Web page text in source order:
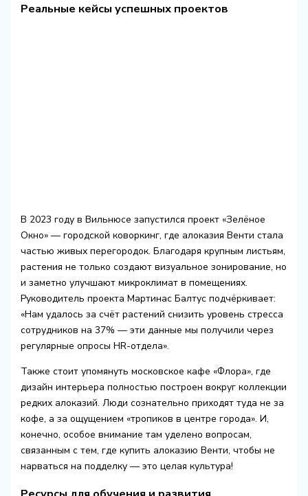
Реальные кейсы успешных проектов
В 2023 году в Вильнюсе запустился проект «Зелёное
Окно» — городской коворкинг, где алоказия Венти стала
частью живых перегородок. Благодаря крупным листьям,
растения не только создают визуальное зонирование, но
и заметно улучшают микроклимат в помещениях.
Руководитель проекта Мартинас Балтус подчёркивает:
«Нам удалось за счёт растений снизить уровень стресса
сотрудников на 37% — эти данные мы получили через
регулярные опросы HR-отдела».
Также стоит упомянуть московское кафе «Флора», где
дизайн интерьера полностью построен вокруг коллекции
редких алоказий. Люди сознательно приходят туда не за
кофе, а за ощущением «тропиков в центре города». И,
конечно, особое внимание там уделено вопросам,
связанным с тем, где купить алоказию Венти, чтобы не
нарваться на подделку — это целая культура!